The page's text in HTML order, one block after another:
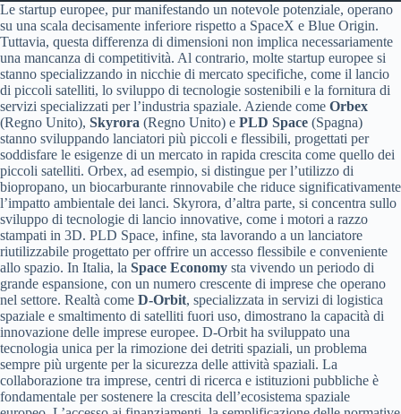
Le startup europee, pur manifestando un notevole potenziale, operano
su una scala decisamente inferiore rispetto a SpaceX e Blue Origin.
Tuttavia, questa differenza di dimensioni non implica necessariamente
una mancanza di competitività. Al contrario, molte startup europee si
stanno specializzando in nicchie di mercato specifiche, come il lancio
di piccoli satelliti, lo sviluppo di tecnologie sostenibili e la fornitura di
servizi specializzati per l’industria spaziale. Aziende come Orbex
(Regno Unito), Skyrora (Regno Unito) e PLD Space (Spagna)
stanno sviluppando lanciatori più piccoli e flessibili, progettati per
soddisfare le esigenze di un mercato in rapida crescita come quello dei
piccoli satelliti. Orbex, ad esempio, si distingue per l’utilizzo di
biopropano, un biocarburante rinnovabile che riduce significativamente
l’impatto ambientale dei lanci. Skyrora, d’altra parte, si concentra sullo
sviluppo di tecnologie di lancio innovative, come i motori a razzo
stampati in 3D. PLD Space, infine, sta lavorando a un lanciatore
riutilizzabile progettato per offrire un accesso flessibile e conveniente
allo spazio. In Italia, la Space Economy sta vivendo un periodo di
grande espansione, con un numero crescente di imprese che operano
nel settore. Realtà come D-Orbit, specializzata in servizi di logistica
spaziale e smaltimento di satelliti fuori uso, dimostrano la capacità di
innovazione delle imprese europee. D-Orbit ha sviluppato una
tecnologia unica per la rimozione dei detriti spaziali, un problema
sempre più urgente per la sicurezza delle attività spaziali. La
collaborazione tra imprese, centri di ricerca e istituzioni pubbliche è
fondamentale per sostenere la crescita dell’ecosistema spaziale